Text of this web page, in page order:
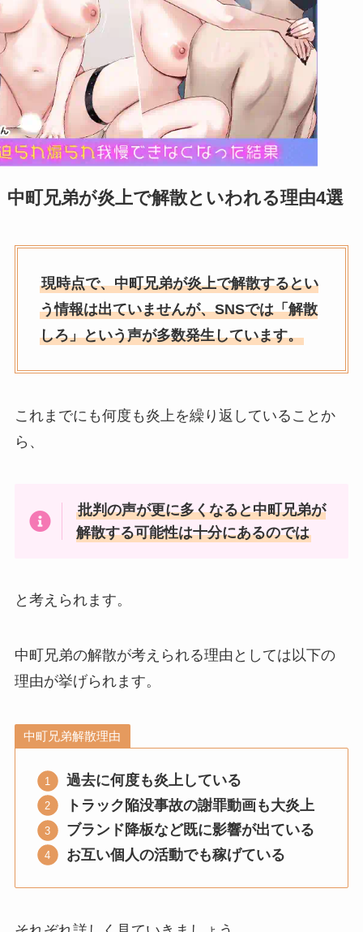
中町兄弟が炎上で解散といわれる理由4選
現時点で、中町兄弟が炎上で解散するとい
う情報は出ていませんが、SNSでは「解散
しろ」という声が多数発生しています。
これまでにも何度も炎上を繰り返していることか
ら、
批判の声が更に多くなると中町兄弟が
解散する可能性は十分にあるのでは
と考えられます。
中町兄弟の解散が考えられる理由としては以下の
理由が挙げられます。
中町兄弟解散理由
過去に何度も炎上している
トラック陥没事故の謝罪動画も大炎上
ブランド降板など既に影響が出ている
お互い個人の活動でも稼げている